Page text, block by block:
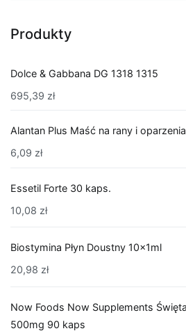
Produkty
Dolce & Gabbana DG 1318 1315
695,39 zł
Alantan Plus Maść na rany i
6,09 zł
Essetil Forte 30 kaps.
10,08 zł
Biostymina Płyn Doustny 10x1ml
20,98 zł
Now Foods Now Supplements
500mg 90 kaps